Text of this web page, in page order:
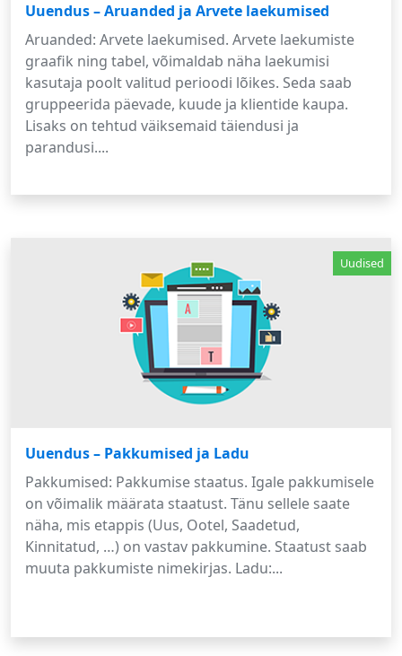
Uuendus – Aruanded ja Arvete laekumised
Aruanded: Arvete laekumised. Arvete laekumiste
graafik ning tabel, võimaldab näha laekumisi
kasutaja poolt valitud perioodi lõikes. Seda saab
gruppeerida päevade, kuude ja klientide kaupa.
Lisaks on tehtud väiksemaid täiendusi ja
parandusi....
Uuendus – Pakkumised ja Ladu
Uudised
Pakkumised: Pakkumise staatus. Igale pakkumisele
on võimalik määrata staatust. Tänu sellele saate
näha, mis etappis (Uus, Ootel, Saadetud,
Kinnitatud, …) on vastav pakkumine. Staatust saab
muuta pakkumiste nimekirjas. Ladu:...